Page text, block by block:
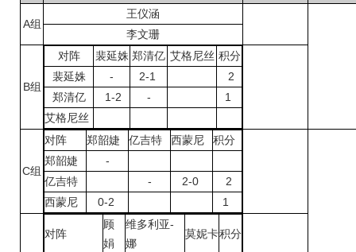
A组
王仪涵
李文珊
B组
对阵 裴延姝 郑清亿 艾格尼丝 积分
裴延姝
- 2-1
2
郑清亿
1-2 -
1
艾格尼丝
C组
对阵 郑韶婕 亿吉特 西蒙尼
积分
郑韶婕
-
亿吉特
- 2-0
2
西蒙尼
0-2 1
对阵
顾
娟
维多利亚-
娜
莫妮卡积分